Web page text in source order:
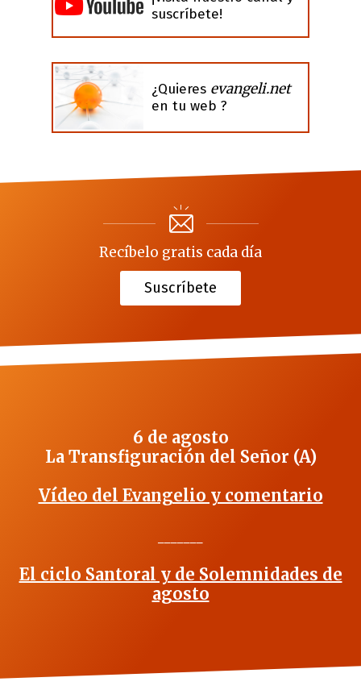
suscríbete!
¿Quieres evangeli.net
en tu web ?
Recíbelo gratis cada día
Suscríbete
6 de agosto
La Transfiguración del Señor (A)
Vídeo del Evangelio y comentario
El ciclo Santoral y de Solemnidades de
agosto